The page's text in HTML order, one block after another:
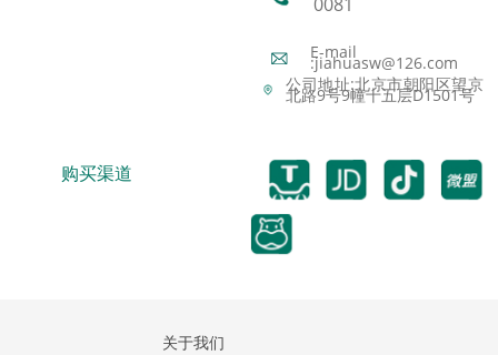
E-mail
:jiahuasw@126.com
公司地址:北京市朝阳区望京
北路9号9幢十五层D1501号
购买渠道
关于我们